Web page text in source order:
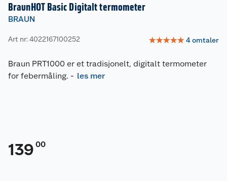
BraunHOT Basic Digitalt termometer
BRAUN
Art nr: 4022167100252 ☆☆☆☆☆ 4omtaler
Braun PRT1000 er et tradisjonelt, digitalt termometer
for febermåling. - les mer
139 00